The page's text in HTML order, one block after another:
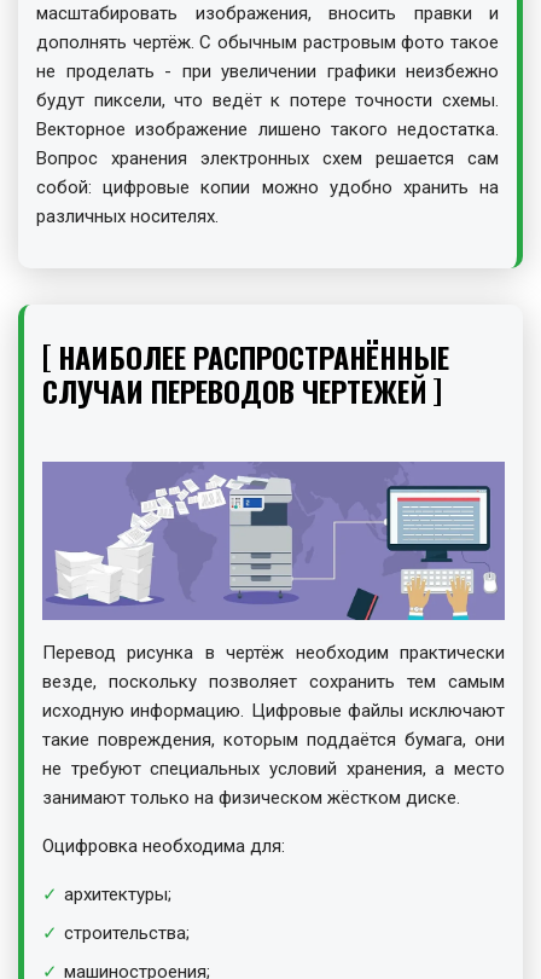
масштабировать изображения, вносить правки и
дополнять чертёж. С обычным растровым фото такое
не проделать - при увеличении графики неизбежно
будут пиксели, что ведёт к потере точности схемы.
Векторное изображение лишено такого недостатка.
Вопрос хранения электронных схем решается сам
собой: цифровые копии можно удобно хранить на
различных носителях.
НАИБОЛЕЕ РАСПРОСТРАНЁННЫЕ
СЛУЧАИ ПЕРЕВОДОВ ЧЕРТЕЖЕЙ
Перевод рисунка в чертёж необходим практически
везде, поскольку позволяет сохранить тем самым
исходную информацию. Цифровые файлы исключают
такие повреждения, которым поддаётся бумага, они
не требуют специальных условий хранения, а место
занимают только на физическом жёстком диске.
Оцифровка необходима для:
архитектуры;
строительства;
машиностроения;